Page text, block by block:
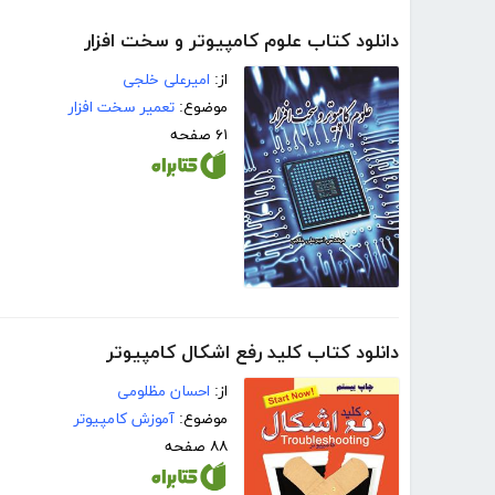
دانلود کتاب علوم کامپیوتر و سخت افزار
از: امیرعلی خلجی
موضوع: تعمیر سخت افزار
۶۱ صفحه
دانلود کتاب کلید رفع اشکال کامپیوتر
از: احسان مظلومی
موضوع: آموزش کامپیوتر
۸۸ صفحه